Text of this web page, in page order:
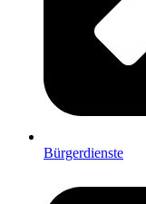
Bürgerdienste